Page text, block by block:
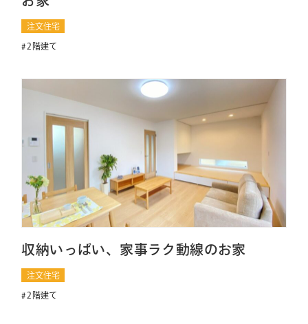
注文住宅
2階建て
収納いっぱい、家事ラク動線のお家
注文住宅
2階建て